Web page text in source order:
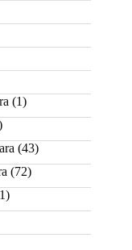
(1)
(43)
(72)